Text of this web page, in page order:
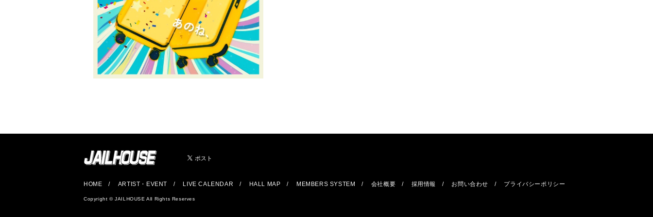
HOME ARTIST・EVENT LIVE CALENDAR HALL MAP MEMBERS SYSTEM 会社概要 採用情報 お問い合わせ プライバシーポリシー
Copyright © JAILHOUSE All Rights Reserves